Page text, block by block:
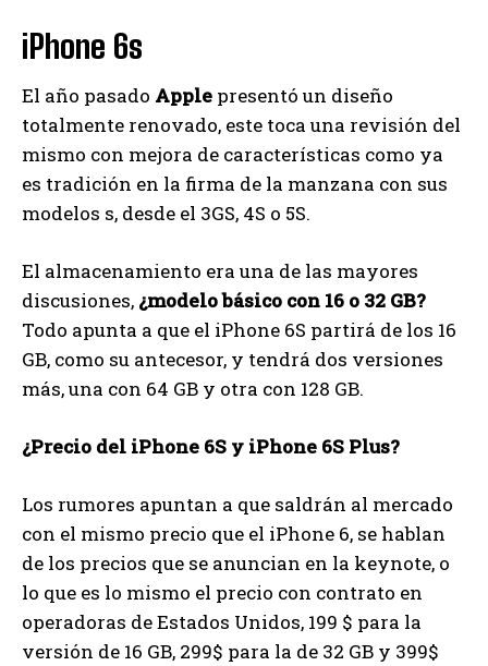
iPhone 6s
El año pasado Apple presentó un diseño
totalmente renovado, este toca una revisión del
mismo con mejora de características como ya
es tradición en la firma de la manzana con sus
modelos s, desde el 3GS, 4S o 5S.
El almacenamiento era una de las mayores
discusiones, ¿modelo básico con 16 o 32 GB?
Todo apunta a que el iPhone 6S partirá de los 16
GB, como su antecesor, y tendrá dos versiones
más, una con 64 GB y otra con 128 GB.
¿Precio del iPhone 6S y iPhone 6S Plus?
Los rumores apuntan a que saldrán al mercado
con el mismo precio que el iPhone 6, se hablan
de los precios que se anuncian en la keynote, o
lo que es lo mismo el precio con contrato en
operadoras de Estados Unidos, 199 $ para la
versión de 16 GB, 299$ para la de 32 GB y 399$